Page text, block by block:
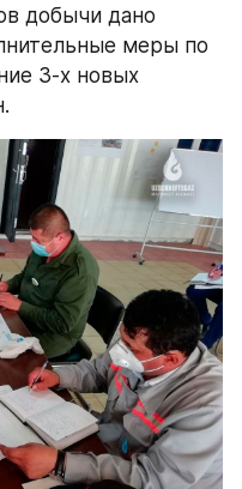
добычи дано
меры по
3-х новых